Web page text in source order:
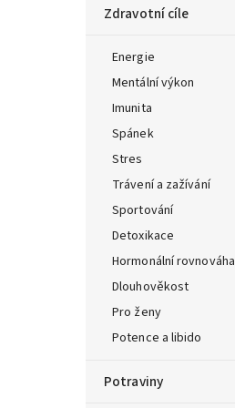
Zdravotní cíle
Energie
Mentální výkon
Imunita
Spánek
Stres
Trávení a zažívání
Sportování
Detoxikace
Hormonální rovnováha
Dlouhověkost
Pro ženy
Potence a libido
Potraviny